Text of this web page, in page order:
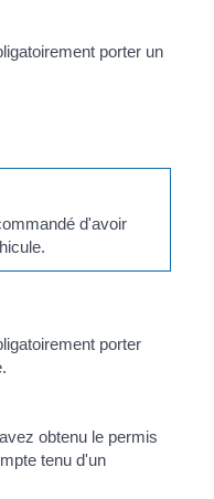
porter un
d'avoir
porter
obtenu le permis
tenu d'un